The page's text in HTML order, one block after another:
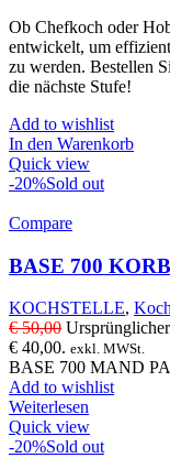
Ob Chefkoch oder
entwickelt, um
zu werden. Bestellen
die nächste Stufe!
Add to wishlist
In den Warenkorb
Quick view
-20%Sold out
Compare
BASE 700
KOCHSTELLE,
€50,00
€ 40,00. exkl. MWSt.
BASE 700 MAND
Add to wishlist
Weiterlesen
Quick view
-20%Sold out